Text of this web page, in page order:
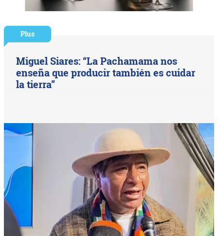
Plus
Miguel Siares: “La Pachamama nos
enseña que producir también es cuidar
la tierra”